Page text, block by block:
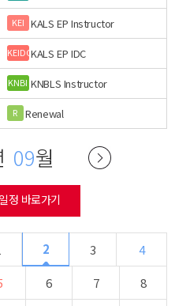
KEI KALS EP Instructor
KEIDCKALS EP IDC
KNBI KNBLS Instructor
R Renewal
09월
정 바로가기
2 3
4
6 7
8